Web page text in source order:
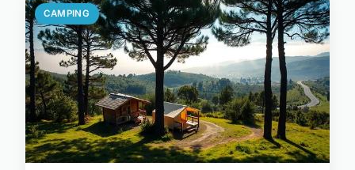
CAMPING